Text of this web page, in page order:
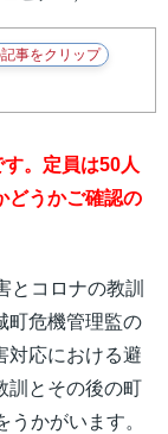
。定員は50人
どうかご確認の
コロナの教訓
町危機管理監の
対応における避
訓とその後の町
かがいます。